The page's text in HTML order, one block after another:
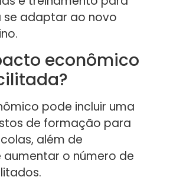
se adaptar ao novo
econômico
pode incluir uma
de formação para
além de
o número de